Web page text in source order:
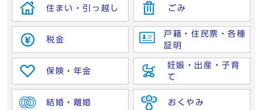
住まい・引っ越し ごみ
税金
戸籍・住民票・各種
証明
保険・年金
妊娠・出産・子育
て
結婚・離婚 おくやみ